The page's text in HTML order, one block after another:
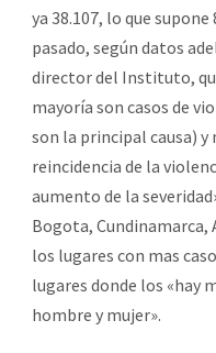
ya 38.107, lo que supone
pasado, según datos
director del Instituto,
mayoría son casos de
son la principal causa)
reincidencia de la
aumento de la
Bogota, Cundinamarca,
los lugares con mas
lugares donde los «hay
hombre y mujer».